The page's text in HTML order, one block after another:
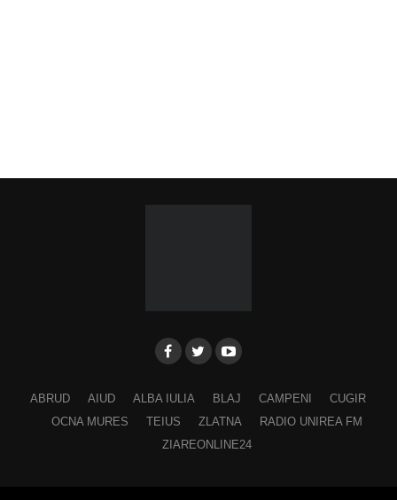
Participă:
Georgiana Petrescu
Georgiana Pavelescu
Alina Andrei
ABRUD AIUD ALBA IULIA BLAJ CAMPENI
CUGIR
OCNA MURES
TEIUS ZLATNA
RADIO UNIREA FM
ZIAREONLINE24